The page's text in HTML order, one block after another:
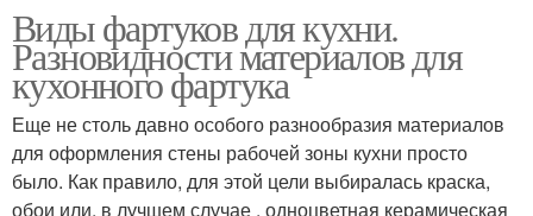
Виды фартуков для кухни.
Разновидности материалов для
кухонного фартука
Еще не столь давно особого разнообразия материалов
для оформления стены рабочей зоны кухни просто
было. Как правило, для этой цели выбиралась краска,
обои или, в лучшем случае , одноцветная керамическая